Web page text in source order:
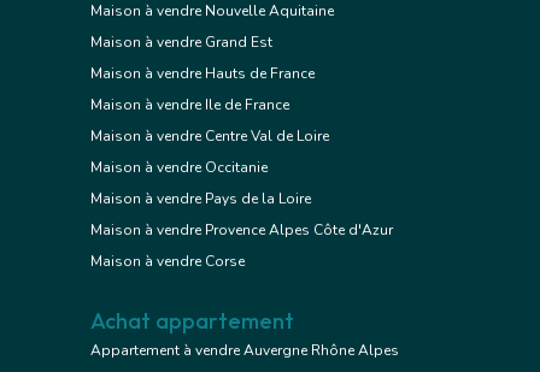
Maison à vendre Nouvelle Aquitaine
Maison à vendre Grand Est
Maison à vendre Hauts de France
Maison à vendre Ile de France
Maison à vendre Centre Val de Loire
Maison à vendre Occitanie
Maison à vendre Pays de la Loire
Maison à vendre Provence Alpes Côte d'Azur
Maison à vendre Corse
Achat appartement
Appartement à vendre Auvergne Rhône Alpes